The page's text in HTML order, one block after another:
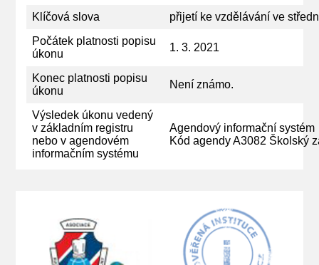
Klíčová slova
přijetí ke vzdělávání ve
Počátek platnosti popisu
úkonu
1. 3. 2021
Konec platnosti popisu
úkonu
Není známo.
Výsledek úkonu vedený
v základním registru
nebo v agendovém
informačním systému
Agendový informační systém
Kód agendy A3082 Školský